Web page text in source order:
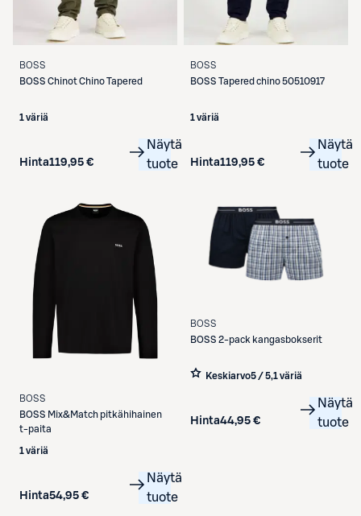
BOSS
BOSS Chinot Chino Tapered
1 väriä
Hinta119,95 €
Näytä
tuote
BOSS
BOSS Tapered chino 50510917
1 väriä
Hinta119,95 €
Näytä
tuote
BOSS
BOSS Mix&Match pitkähihainen
t-paita
1 väriä
Hinta54,95 €
Näytä
tuote
BOSS
BOSS 2-pack kangasbokserit
Keskiarvo5 / 5,1 väriä
Hinta44,95 €
Näytä
tuote